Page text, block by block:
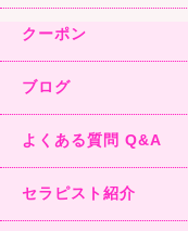
クーポン
ブログ
よくある質問 Q&A
セラピスト紹介